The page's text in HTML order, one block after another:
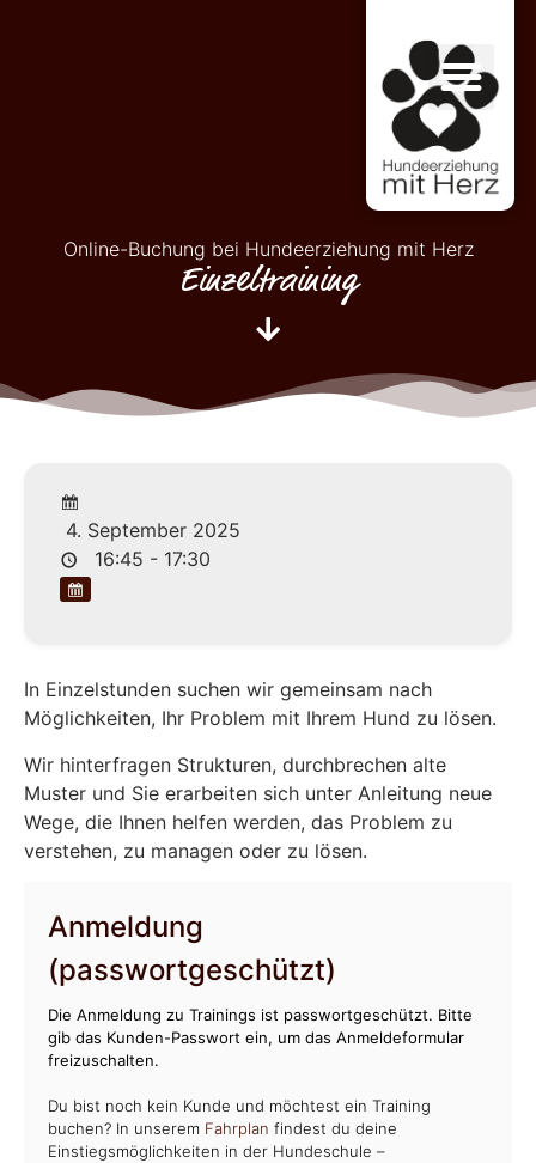
Online-Buchung bei Hundeerziehung mit Herz
Einzeltraining
4. September 2025
16:45 - 17:30
In Einzelstunden suchen wir gemeinsam nach
Möglichkeiten, Ihr Problem mit Ihrem Hund zu lösen.
Wir hinterfragen Strukturen, durchbrechen alte
Muster und Sie erarbeiten sich unter Anleitung neue
Wege, die Ihnen helfen werden, das Problem zu
verstehen, zu managen oder zu lösen.
Anmeldung
(passwortgeschützt)
Die Anmeldung zu Trainings ist passwortgeschützt. Bitte
gib das Kunden-Passwort ein, um das Anmeldeformular
freizuschalten.
Du bist noch kein Kunde und möchtest ein Training
buchen? In unserem Fahrplan findest du deine
Einstiegsmöglichkeiten in der Hundeschule –